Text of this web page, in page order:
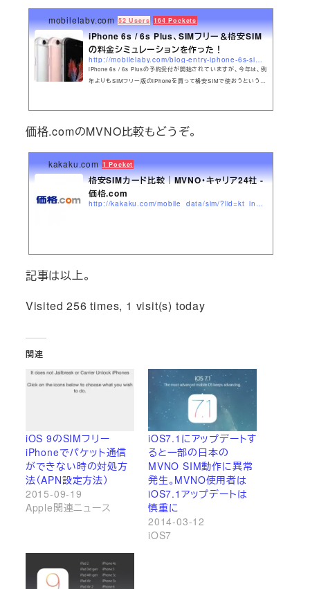
mobilelaby.com 52 Users 164 Pockets
iPhone 6s / 6s Plus、SIMフリー＆格安SIM
の料金シミュレーションを作った！
iPhone 6s / 6s Plusの予約受付が開始されていますが、今年は、例
年よりもSIMフリー版のiPhoneを買って格安SIMで使おうという声
価格.comのMVNO比較もどうぞ。
kakaku.com 1 Pocket
格安SIMカード比較｜MVNO・キャリア24社 -
価格.com
記事は以上。
Visited 256 times, 1 visit(s) today
関連
iOS 9のSIMフリー
iPhoneでパケット通信
ができない時の対処方
法（APN設定方法）
2015-09-19
Apple関連ニュース
iOS7.1にアップデートす
ると一部の日本の
MVNO SIM動作に異常
発生。MVNO使用者は
iOS7.1アップデートは
慎重に
2014-03-12
iOS7